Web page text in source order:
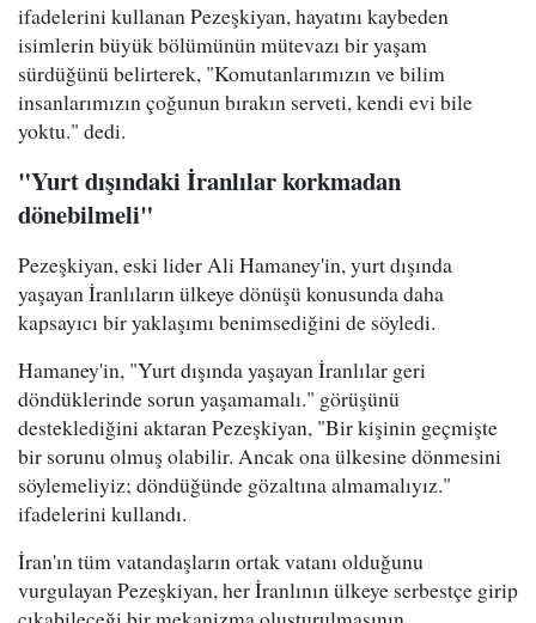
ifadelerini kullanan Pezeşkiyan, hayatını kaybeden
isimlerin büyük bölümünün mütevazı bir yaşam
sürdüğünü belirterek, "Komutanlarımızın ve bilim
insanlarımızın çoğunun bırakın serveti, kendi evi bile
yoktu." dedi.
"Yurt dışındaki İranlılar korkmadan
dönebilmeli"
Pezeşkiyan, eski lider Ali Hamaney'in, yurt dışında
yaşayan İranlıların ülkeye dönüşü konusunda daha
kapsayıcı bir yaklaşımı benimsediğini de söyledi.
Hamaney'in, "Yurt dışında yaşayan İranlılar geri
döndüklerinde sorun yaşamamalı." görüşünü
desteklediğini aktaran Pezeşkiyan, "Bir kişinin geçmişte
bir sorunu olmuş olabilir. Ancak ona ülkesine dönmesini
söylemeliyiz; döndüğünde gözaltına almamalıyız."
ifadelerini kullandı.
İran'ın tüm vatandaşların ortak vatanı olduğunu
vurgulayan Pezeşkiyan, her İranlının ülkeye serbestçe girip